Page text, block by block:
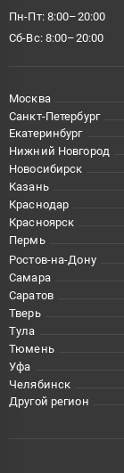
Пн-Пт: 8:00–20:00
Сб-Вс: 8:00–20:00
Москва
Санкт-Петербург
Екатеринбург
Нижний Новгород
Новосибирск
Казань
Краснодар
Красноярск
Пермь
Ростов-на-Дону
Самара
Саратов
Тверь
Тула
Тюмень
Уфа
Челябинск
Другой регион